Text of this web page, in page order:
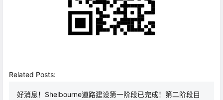
Related Posts:
好消息！Shelbourne道路建设第一阶段已完成！第二阶段目